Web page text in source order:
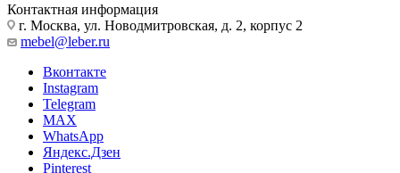
Контактная информация
г. Москва, ул. Новодмитровская, д. 2, корпус 2
mebel@leber.ru
Вконтакте
Instagram
Telegram
MAX
WhatsApp
Яндекс.Дзен
Pinterest